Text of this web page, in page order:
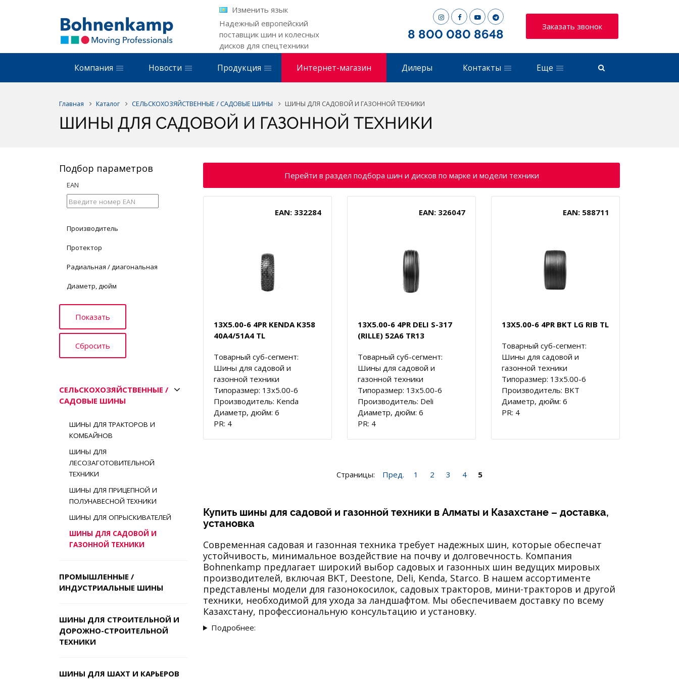
Изменить язык
Надежный европейский
поставщик шин и колесных
дисков для спецтехники
8 800 080 8648
Заказать звонок
Компания Новости Продукция Интернет-магазин Дилеры Контакты Еще
Главная Каталог СЕЛЬСКОХОЗЯЙСТВЕННЫЕ / САДОВЫЕ ШИНЫ ШИНЫ ДЛЯ САДОВОЙ И ГАЗОННОЙ ТЕХНИКИ
ШИНЫ ДЛЯ САДОВОЙ И ГАЗОННОЙ ТЕХНИКИ
Подбор параметров
EAN
Производитель
Протектор
Радиальная / диагональная
Диаметр, дюйм
СЕЛЬСКОХОЗЯЙСТВЕННЫЕ /
САДОВЫЕ ШИНЫ
ШИНЫ ДЛЯ ТРАКТОРОВ И
КОМБАЙНОВ
ШИНЫ ДЛЯ
ЛЕСОЗАГОТОВИТЕЛЬНОЙ
ТЕХНИКИ
ШИНЫ ДЛЯ ПРИЦЕПНОЙ И
ПОЛУНАВЕСНОЙ ТЕХНИКИ
ШИНЫ ДЛЯ ОПРЫСКИВАТЕЛЕЙ
ШИНЫ ДЛЯ САДОВОЙ И
ГАЗОННОЙ ТЕХНИКИ
ПРОМЫШЛЕННЫЕ /
ИНДУСТРИАЛЬНЫЕ ШИНЫ
ШИНЫ ДЛЯ СТРОИТЕЛЬНОЙ И
ДОРОЖНО-СТРОИТЕЛЬНОЙ
ТЕХНИКИ
ШИНЫ ДЛЯ ШАХТ И КАРЬЕРОВ
Перейти в раздел подбора шин и дисков по марке и модели техники
EAN: 332284
13X5.00-6 4PR KENDA K358
40A4/51A4 TL
Товарный суб-сегмент:
Шины для садовой и
газонной техники
Типоразмер: 13x5.00-6
Производитель: Kenda
Диаметр, дюйм: 6
PR: 4
EAN: 326047
13X5.00-6 4PR DELI S-317
(RILLE) 52A6 TR13
Товарный суб-сегмент:
Шины для садовой и
газонной техники
Типоразмер: 13x5.00-6
Производитель: Deli
Диаметр, дюйм: 6
PR: 4
EAN: 588711
13X5.00-6 4PR BKT LG RIB TL
Товарный суб-сегмент:
Шины для садовой и
газонной техники
Типоразмер: 13x5.00-6
Производитель: BKT
Диаметр, дюйм: 6
PR: 4
Страницы: Пред. 1 2 3 4 5
Купить шины для садовой и газонной техники в Алматы и Казахстане – доставка,
установка
Современная садовая и газонная техника требует надежных шин, которые обеспечат
устойчивость, минимальное воздействие на почву и долговечность. Компания
Bohnenkamp предлагает широкий выбор садовых и газонных шин ведущих мировых
производителей, включая BKT, Deestone, Deli, Kenda, Starco. В нашем ассортименте
представлены модели для газонокосилок, садовых тракторов, мини-тракторов и другой
техники, необходимой для ухода за ландшафтом. Мы обеспечиваем доставку по всему
Казахстану, профессиональную консультацию и установку.
Подробнее: